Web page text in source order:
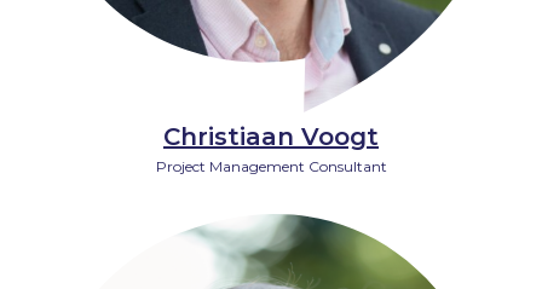
Christiaan Voogt
Project Management Consultant